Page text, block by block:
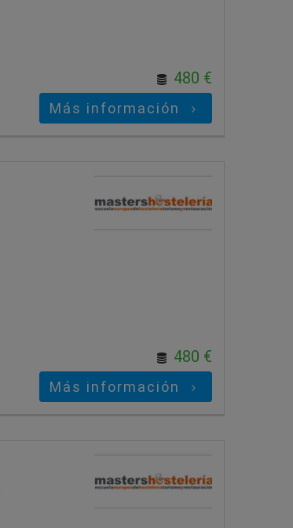
480 €
Más información
480 €
Más información